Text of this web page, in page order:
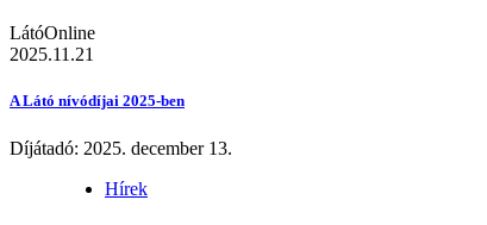
LátóOnline
2025.11.21
A Látó nívódíjai 2025-ben
Díjátadó: 2025. december 13.
Hírek